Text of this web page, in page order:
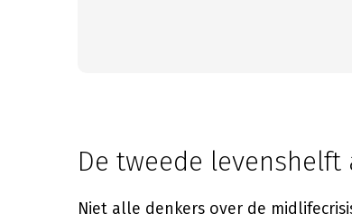
De tweede
Niet alle denkers over de